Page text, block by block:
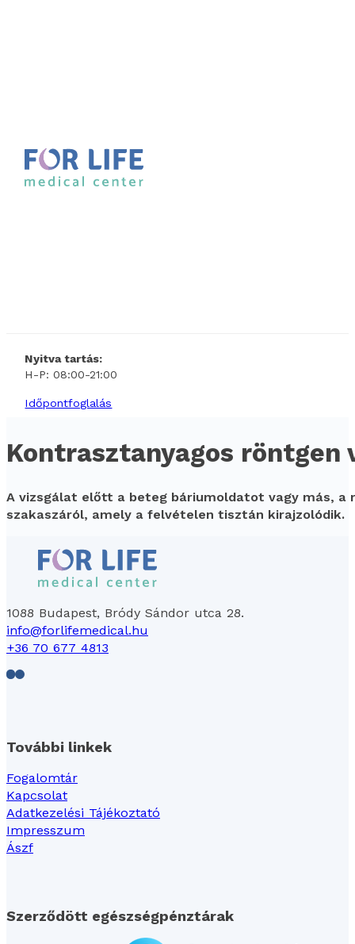
Nyitva tartás:
H-P: 08:00-21:00
Időpontfoglalás
Kontrasztanyagos röntgen
A vizsgálat előtt a beteg báriumoldatot vagy más,
szakaszáról, amely a felvételen tisztán kirajzolódik.
1088 Budapest, Bródy Sándor utca 28.
info@forlifemedical.hu
+36 70 677 4813
Follow us on Facebook
Follow us on LinkedIn
További linkek
Fogalomtár
Kapcsolat
Adatkezelési Tájékoztató
Impresszum
Ászf
Szerződött egészségpénztárak